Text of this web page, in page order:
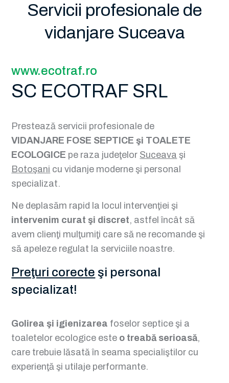
Servicii profesionale de
vidanjare Suceava
www.ecotraf.ro
SC ECOTRAF SRL
Prestează servicii profesionale de
VIDANJARE FOSE SEPTICE şi TOALETE
ECOLOGICE pe raza judeţelor Suceava şi
Botoşani cu vidanje moderne şi personal
specializat.
Ne deplasăm rapid la locul intervenţiei şi
intervenim curat şi discret, astfel încât să
avem clienţi mulţumiţi care să ne recomande şi
să apeleze regulat la serviciile noastre.
Preţuri corecte şi personal
specializat!
Golirea şi igienizarea foselor septice şi a
toaletelor ecologice este o treabă serioasă,
care trebuie lăsată în seama specialiştilor cu
experienţă şi utilaje performante.